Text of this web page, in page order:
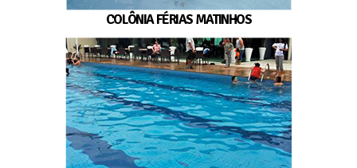
COLÔNIA FÉRIAS MATINHOS